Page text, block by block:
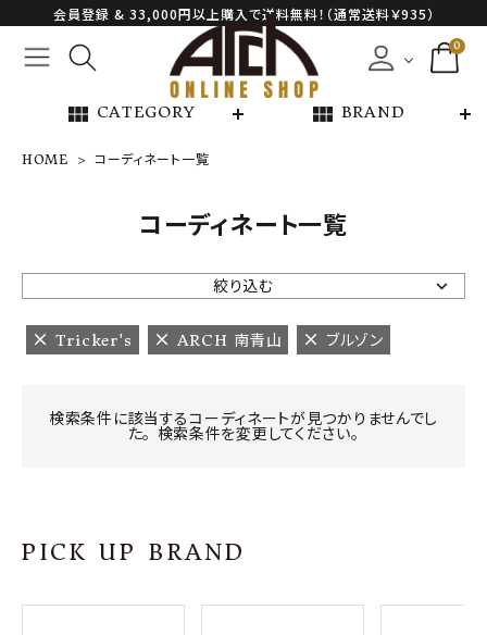
会員登録 & 33,000円以上購入で送料無料！（通常送料￥935）
0
view_module CATEGORY view_module BRAND
NEW ARRIVAL
ARCH EXCLUSIVE
BRAND
INFORMATION
ご利用ガイド
HOME コーディネート一覧
コーディネート一覧
絞り込む
Tricker's ARCH 南青山 ブルゾン
検索条件に該当するコーディネートが見つかりませんでし
た。 検索条件を変更してください。
PICK UP BRAND